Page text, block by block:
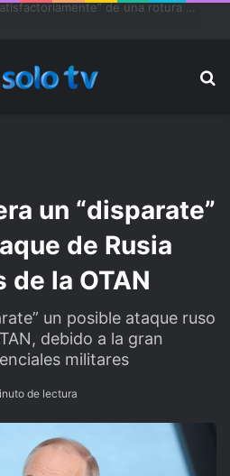
un “disparate”
de Rusia
la OTAN
un posible ataque ruso
debido a la gran
militares
de lectura